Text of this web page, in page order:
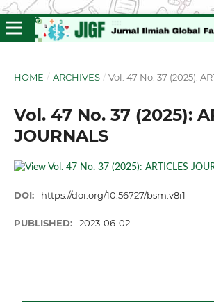
HOME / ARCHIVES / Vol. 47 No. 37 (2025):
Vol. 47 No. 37 (2025):
JOURNALS
DOI: https://doi.org/10.56727/bsm.v8i1
PUBLISHED: 2023-06-02